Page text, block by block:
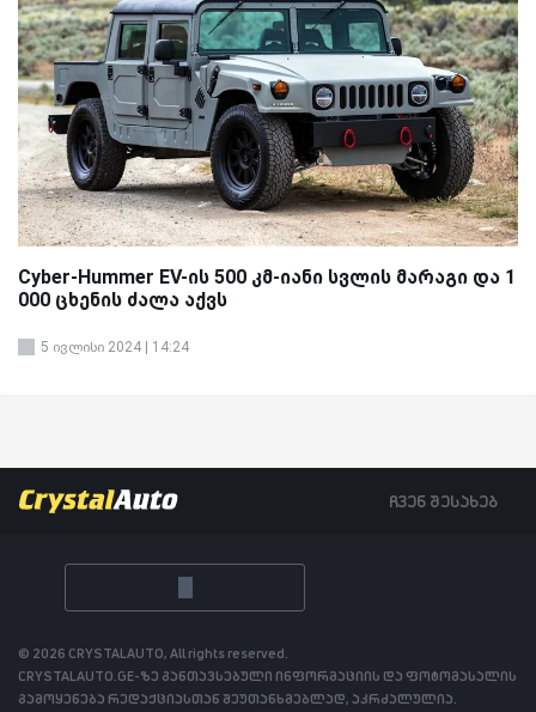
Cyber-Hummer EV-ის 500 კმ-იანი სვლის მარაგი და 1
000 ცხენის ძალა აქვს
5 ივლისი 2024 | 14:24
ჩვენ შესახებ
© 2026 CRYSTALAUTO, All rights reserved.
CRYSTALAUTO.GE-ზე განთავსებული ინფორმაციის და ფოტომასალის
გამოყენება რედაქციასთან შეუთანხმებლად, აკრძალულია.